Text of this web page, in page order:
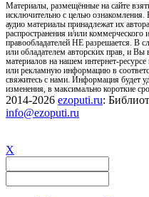
Материалы, размещённые на сайте
исключительно с целью ознакомления.
аудио материалы принадлежат их
распространения и/или коммерческого
правообладателей НЕ разрешается. В
или обладателем авторских прав, и Вы
материалов на нашем интернет-
или рекламную информацию в
свяжитесь с нами. Информация будет
изменения, в максимально короткие
2014-2026 ezoputi.ru:
info@ezoputi.ru
X